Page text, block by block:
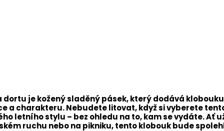
dortu je kožený sladěný pásek, který dodává
a charakteru. Nebudete litovat, když si vyberete
letního stylu – bez ohledu na to, kam se vydáte. Ať
ruchu nebo na pikniku, tento klobouk bude